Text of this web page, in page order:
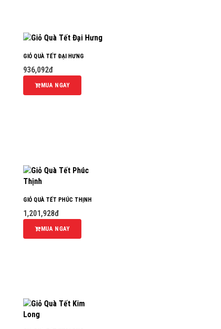
GIỎ QUÀ TẾT ĐẠI HƯNG
936,092đ
MUA NGAY
GIỎ QUÀ TẾT PHÚC THỊNH
1,201,928đ
MUA NGAY